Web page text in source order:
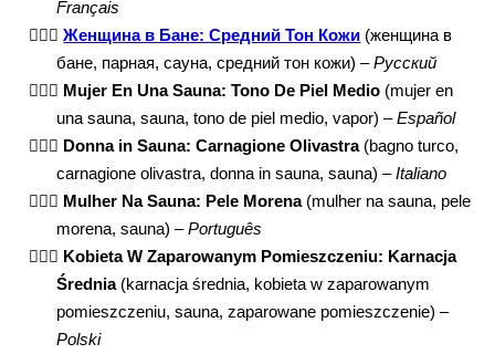
Français
🧖🏽‍♀️ Женщина в Бане: Средний Тон Кожи (женщина в
бане, парная, сауна, средний тон кожи) –Русский
🧖🏽‍♀️ Mujer En Una Sauna: Tono De Piel Medio (mujer en
una sauna, sauna, tono de piel medio, vapor) –Español
🧖🏽‍♀️ Donna in Sauna: Carnagione Olivastra(bagno turco,
carnagione olivastra, donna in sauna, sauna) –Italiano
🧖🏽‍♀️ Mulher Na Sauna: Pele Morena(mulher na sauna, pele
morena, sauna) –Português
🧖🏽‍♀️ Kobieta W Zaparowanym Pomieszczeniu: Karnacja
Średnia(karnacja średnia, kobieta w zaparowanym
pomieszczeniu, sauna, zaparowane pomieszczenie) –
Polski